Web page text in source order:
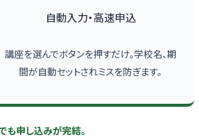
自動入力・高速申込
講座を選んでボタンを押すだけ。学校名、期
間が自動セットされミスを防ぎます。
も申し込みが完結。